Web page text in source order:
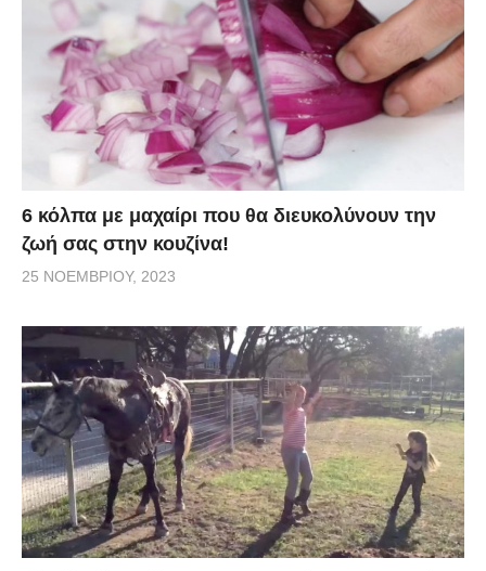
6 κόλπα με μαχαίρι που θα διευκολύνουν την
ζωή σας στην κουζίνα!
25 ΝΟΕΜΒΡΊΟΥ, 2023